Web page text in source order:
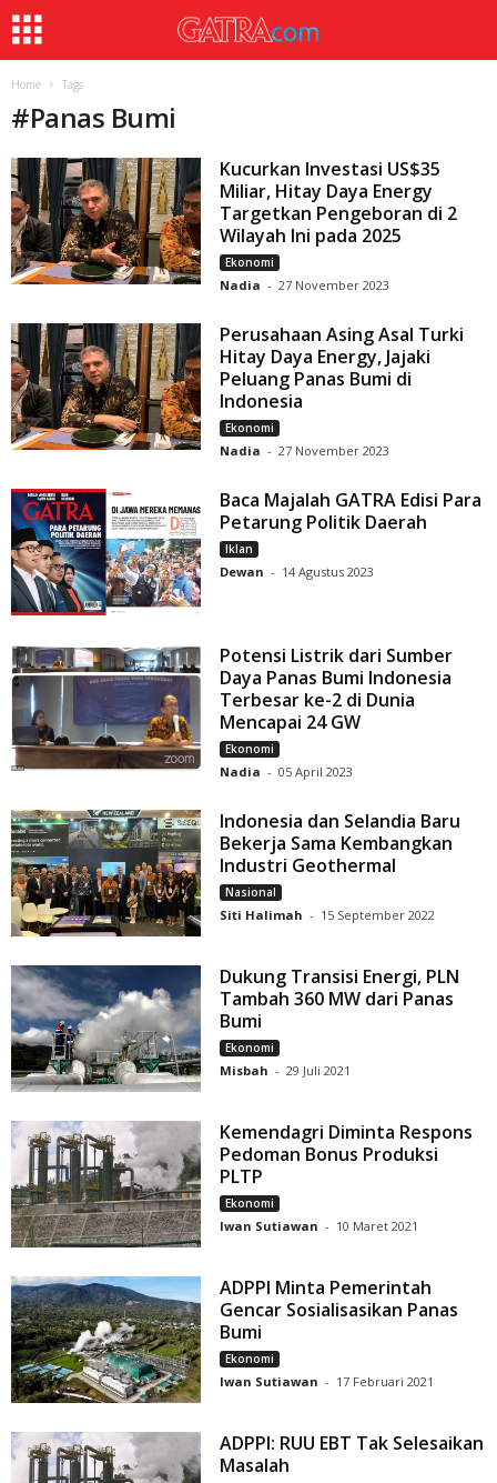
Home Tags
#Panas Bumi
Kucurkan Investasi US$35
Miliar, Hitay Daya Energy
Targetkan Pengeboran di 2
Wilayah Ini pada 2025
Ekonomi
Nadia - 27 November 2023
Perusahaan Asing Asal Turki
Hitay Daya Energy, Jajaki
Peluang Panas Bumi di
Indonesia
Ekonomi
Nadia - 27 November 2023
Baca Majalah GATRA Edisi Para
Petarung Politik Daerah
Iklan
Dewan - 14 Agustus 2023
Potensi Listrik dari Sumber
Daya Panas Bumi Indonesia
Terbesar ke-2 di Dunia
Mencapai 24 GW
Ekonomi
Nadia - 05 April 2023
Indonesia dan Selandia Baru
Bekerja Sama Kembangkan
Industri Geothermal
Nasional
Siti Halimah - 15 September 2022
Dukung Transisi Energi, PLN
Tambah 360 MW dari Panas
Bumi
Ekonomi
Misbah - 29 Juli 2021
Kemendagri Diminta Respons
Pedoman Bonus Produksi
PLTP
Ekonomi
Iwan Sutiawan - 10 Maret 2021
ADPPI Minta Pemerintah
Gencar Sosialisasikan Panas
Bumi
Ekonomi
Iwan Sutiawan - 17 Februari 2021
ADPPI: RUU EBT Tak Selesaikan
Masalah